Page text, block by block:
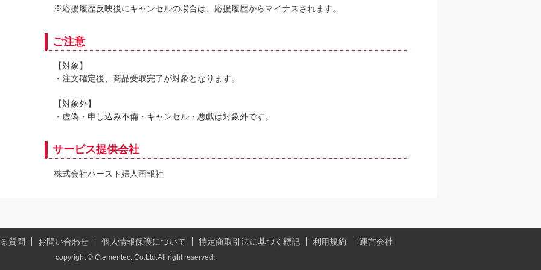
※応援履歴反映後にキャンセルの場合は、応援履歴からマイナスされます。
ご注意
【対象】
・注文確定後、商品受取完了が対象となります。
【対象外】
・虚偽・申し込み不備・キャンセル・悪戯は対象外です。
サービス提供会社
株式会社ハースト婦人画報社
質問 お問い合わせ 個人情報保護について 特定商取引法に基づく標記 利用規約 運営会社
copyright © Clementec.,Co.Ltd.All right reserved.